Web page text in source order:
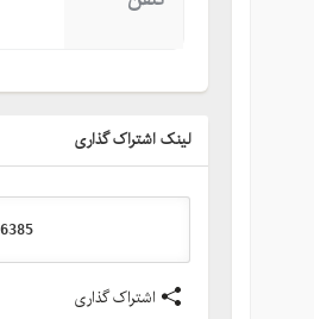
لینک اشتراک گذاری
اشتراک گذاری